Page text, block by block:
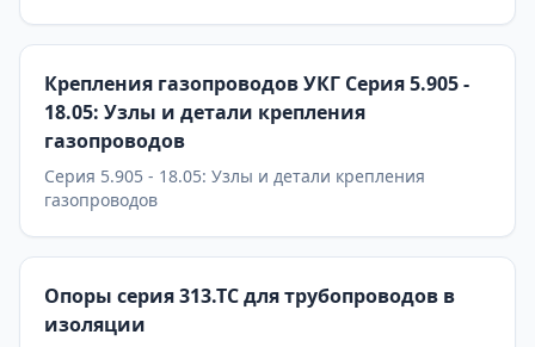
Крепления газопроводов УКГ Серия 5.905 -
18.05: Узлы и детали крепления
газопроводов
Серия 5.905 - 18.05: Узлы и детали крепления
газопроводов
Опоры серия 313.ТС для трубопроводов в
изоляции